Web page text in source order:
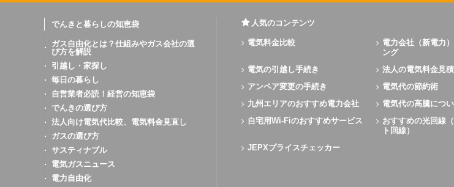
でんきと暮らしの知恵袋
ガス自由化とは？仕組みやガス会社の選
び方を解説
引越し・家探し
毎日の暮らし
自営業者必読！経営の知恵袋
でんきの選び方
法人向け電気代比較、電気料金見直し
ガスの選び方
サスティナブル
電気ガスニュース
電力自由化
人気のコンテンツ
電気料金比較
電力会社（新電力
ング
電気の引越し手続き 法人の電気料金見
アンペア変更の手続き
電気代の節約術
九州エリアのおすすめ電力会社
電気代の高騰につ
自宅用Wi-Fiのおすすめサービス
おすすめの光回線
ト回線）
JEPXプライスチェッカー